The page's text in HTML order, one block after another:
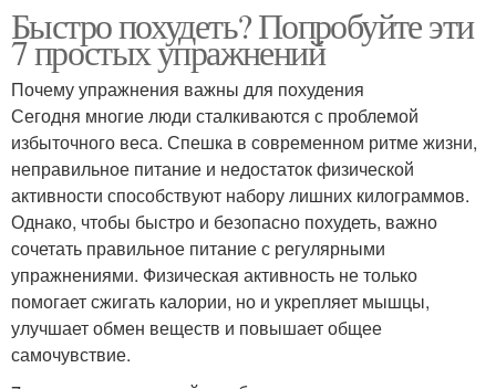
Быстро похудеть? Попробуйте эти
7 простых упражнений
Почему упражнения важны для похудения
Сегодня многие люди сталкиваются с проблемой
избыточного веса. Спешка в современном ритме жизни,
неправильное питание и недостаток физической
активности способствуют набору лишних килограммов.
Однако, чтобы быстро и безопасно похудеть, важно
сочетать правильное питание с регулярными
упражнениями. Физическая активность не только
помогает сжигать калории, но и укрепляет мышцы,
улучшает обмен веществ и повышает общее
самочувствие.